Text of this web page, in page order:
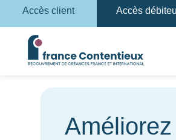
Accès client Accès